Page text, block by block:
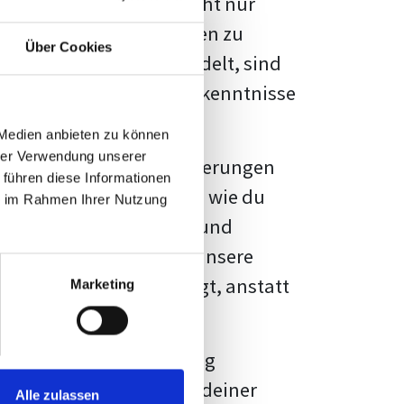
Über Cookies
anbieten zu können
Verwendung unserer
diese Informationen
Rahmen Ihrer Nutzung
Marketing
Alle zulassen
Fakten und Quellen zu
handelt, sind
und Erkenntnisse
vor diesen Herausforderungen
kannst, sondern auch, wie du
Formatierung und
Erwartungen, und unsere
Vorlage zeigt, anstatt
große Herausforderung
wird die Formatierung deiner